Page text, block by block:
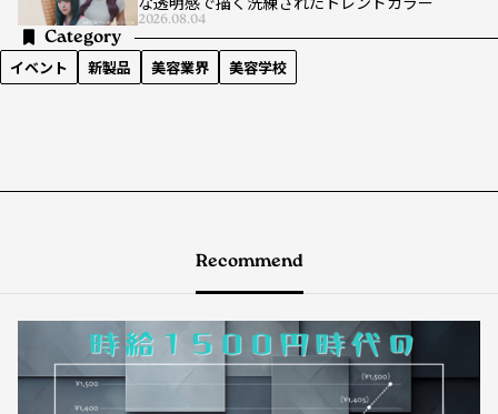
2026.08.04
Category
イベント 新製品 美容業界 美容学校
Recommend